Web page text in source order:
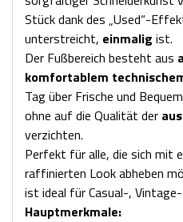
Stück dank des „Used“-
unterstreicht, einmalig ist.
Der Fußbereich besteht aus
komfortablem
Tag über Frische und
ohne auf die Qualität der
verzichten.
Perfekt für alle, die sich mit
raffinierten Look abheben
ist ideal für Casual-,
Hauptmerkmale: